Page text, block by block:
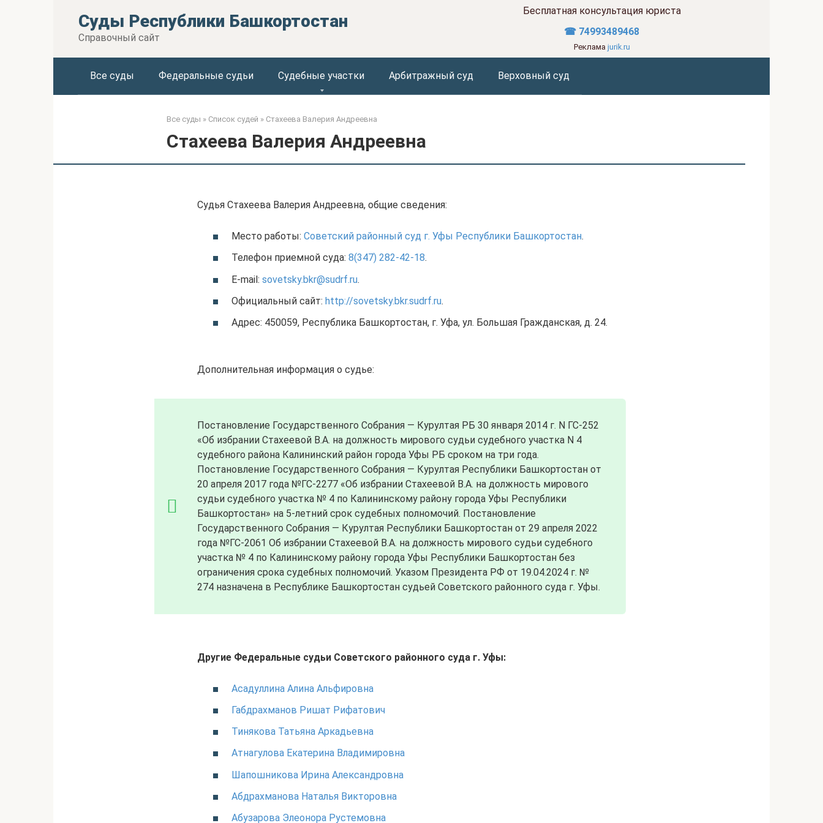
Суды Республики Башкортостан
Справочный сайт
Бесплатная консультация юриста
☎ 74993489468
Реклама jurik.ru
Все суды Федеральные судьи Судебные участки Арбитражный суд Верховный суд
Все суды » Список судей » Стахеева Валерия Андреевна
Стахеева Валерия Андреевна
Судья Стахеева Валерия Андреевна, общие сведения:
Место работы: Советский районный суд г. Уфы Республики Башкортостан.
Телефон приемной суда: 8(347) 282-42-18.
E-mail: sovetsky.bkr@sudrf.ru.
Официальный сайт: http://sovetsky.bkr.sudrf.ru.
Адрес: 450059, Республика Башкортостан, г. Уфа, ул. Большая Гражданская, д. 24.
Дополнительная информация о судье:
Постановление Государственного Собрания — Курултая РБ 30 января 2014 г. N ГС-252
«Об избрании Стахеевой В.А. на должность мирового судьи судебного участка N 4
судебного района Калининский район города Уфы РБ сроком на три года.
Постановление Государственного Собрания — Курултая Республики Башкортостан от
20 апреля 2017 года №ГС-2277 «Об избрании Стахеевой В.А. на должность мирового
судьи судебного участка № 4 по Калининскому району города Уфы Республики
Башкортостан» на 5-летний срок судебных полномочий. Постановление
Государственного Собрания — Курултая Республики Башкортостан от 29 апреля 2022
года №ГС-2061 Об избрании Стахеевой В.А. на должность мирового судьи судебного
участка № 4 по Калининскому району города Уфы Республики Башкортостан без
ограничения срока судебных полномочий. Указом Президента РФ от 19.04.2024 г. №
274 назначена в Республике Башкортостан судьей Советского районного суда г. Уфы.
Другие Федеральные судьи Советского районного суда г. Уфы:
Асадуллина Алина Альфировна
Габдрахманов Ришат Рифатович
Тинякова Татьяна Аркадьевна
Атнагулова Екатерина Владимировна
Шапошникова Ирина Александровна
Абдрахманова Наталья Викторовна
Абузарова Элеонора Рустемовна